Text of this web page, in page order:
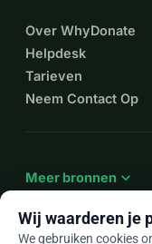
Over WhyDonate
Helpdesk
Tarieven
Neem Contact Op
Meer bronnen expand_more
Wij waarderen je
We gebruiken cookies